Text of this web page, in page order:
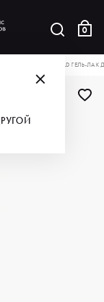
0
CHRISTINA FITZGERALD ГЕЛЬ-